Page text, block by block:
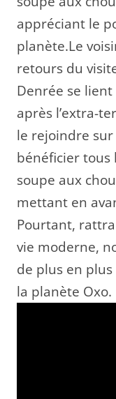
appréciant le
planète.Le
retours du
Denrée se
après l’extra-
le rejoindre
bénéficier tous
soupe aux
mettant en
Pourtant,
vie moderne,
de plus en
la planète Oxo.